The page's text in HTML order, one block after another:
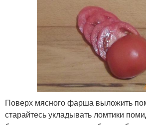
Поверх мясного фарша выложить
старайтесь укладывать ломтики